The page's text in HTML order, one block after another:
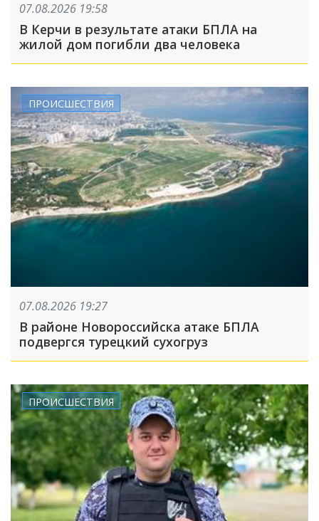
07.08.2026 19:58
В Керчи в результате атаки БПЛА на
жилой дом погибли два человека
ПРОИСШЕСТВИЯ
07.08.2026 19:27
В районе Новороссийска атаке БПЛА
подвергся турецкий сухогруз
ПРОИСШЕСТВИЯ